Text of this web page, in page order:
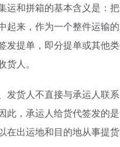
运和拼箱的基本含义是：
起来，作为一个整件运输
发提单，即分提单或其他
货人。
发货人不直接与承运人联
此，承运人给货代签发的
在出运地和目的地从事提